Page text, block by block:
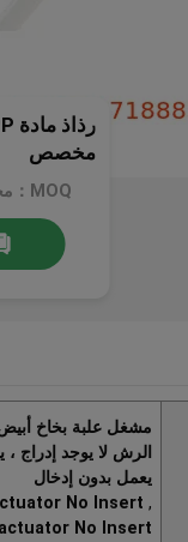
مخصص
MOQ：مجموعات 50000
الرش لا يوجد إدراج ،
يعمل بدون إدخال
,
No Insert
No Insert